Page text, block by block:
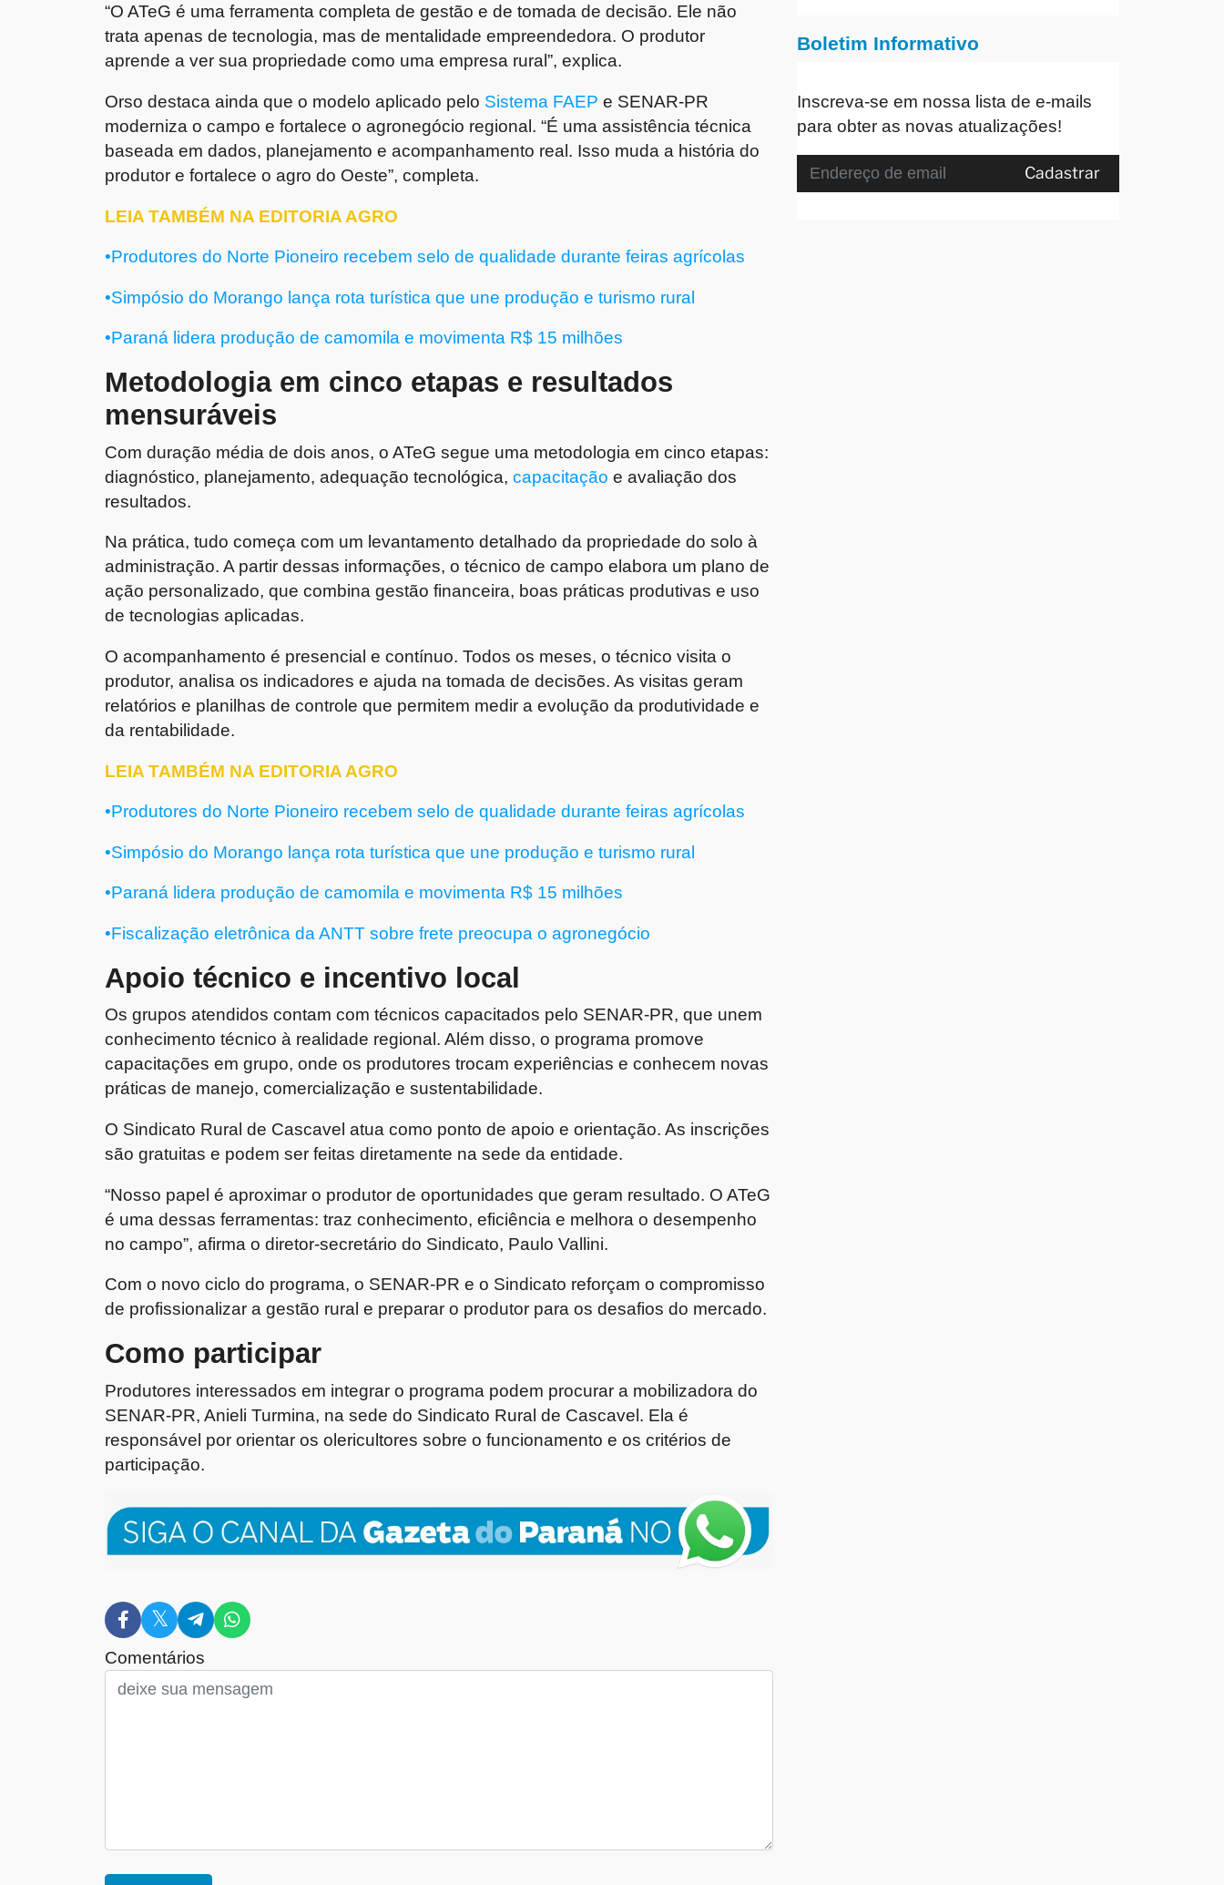
“O ATeG é uma ferramenta completa de gestão e de tomada de decisão. Ele não
trata apenas de tecnologia, mas de mentalidade empreendedora. O produtor
aprende a ver sua propriedade como uma empresa rural”, explica.
Orso destaca ainda que o modelo aplicado pelo Sistema FAEP e SENAR-PR
moderniza o campo e fortalece o agronegócio regional. “É uma assistência técnica
baseada em dados, planejamento e acompanhamento real. Isso muda a história do
produtor e fortalece o agro do Oeste”, completa.
LEIA TAMBÉM NA EDITORIA AGRO
•Produtores do Norte Pioneiro recebem selo de qualidade durante feiras agrícolas
•Simpósio do Morango lança rota turística que une produção e turismo rural
•Paraná lidera produção de camomila e movimenta R$ 15 milhões
Metodologia em cinco etapas e resultados
mensuráveis
Com duração média de dois anos, o ATeG segue uma metodologia em cinco etapas:
diagnóstico, planejamento, adequação tecnológica,capacitaçãoe avaliação dos
resultados.
Na prática, tudo começa com um levantamento detalhado da propriedade do solo à
administração. A partir dessas informações, o técnico de campo elabora um plano de
ação personalizado, que combina gestão financeira, boas práticas produtivas e uso
de tecnologias aplicadas.
O acompanhamento é presencial e contínuo. Todos os meses, o técnico visita o
produtor, analisa os indicadores e ajuda na tomada de decisões. As visitas geram
relatórios e planilhas de controle que permitem medir a evolução da produtividade e
da rentabilidade.
LEIA TAMBÉM NA EDITORIA AGRO
•Produtores do Norte Pioneiro recebem selo de qualidade durante feiras agrícolas
•Simpósio do Morango lança rota turística que une produção e turismo rural
•Paraná lidera produção de camomila e movimenta R$ 15 milhões
•Fiscalização eletrônica da ANTT sobre frete preocupa o agronegócio
Apoio técnico e incentivo local
Os grupos atendidos contam com técnicos capacitados pelo SENAR-PR, que unem
conhecimento técnico à realidade regional. Além disso, o programa promove
capacitações em grupo, onde os produtores trocam experiências e conhecem novas
práticas de manejo, comercialização e sustentabilidade.
O Sindicato Rural de Cascavel atua como ponto de apoio e orientação. As inscrições
são gratuitas e podem ser feitas diretamente na sede da entidade.
“Nosso papel é aproximar o produtor de oportunidades que geram resultado. O ATeG
é uma dessas ferramentas: traz conhecimento, eficiência e melhora o desempenho
no campo”, afirma o diretor-secretário do Sindicato, Paulo Vallini.
Com o novo ciclo do programa, o SENAR-PR e o Sindicato reforçam o compromisso
de profissionalizar a gestão rural e preparar o produtor para os desafios do mercado.
Como participar
Produtores interessados em integrar o programa podem procurar a mobilizadora do
SENAR-PR, Anieli Turmina, na sede do Sindicato Rural de Cascavel. Ela é
responsável por orientar os olericultores sobre o funcionamento e os critérios de
participação.
Comentários
Boletim Informativo
Inscreva-se em nossa lista de e-mails
para obter as novas atualizações!
Cadastrar